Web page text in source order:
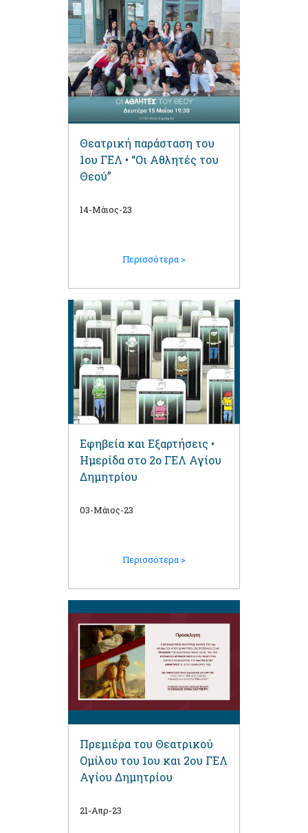
Θεατρική παράσταση του
1ου ΓΕΛ • “Οι Αθλητές του
Θεού”
14-Μάιος-23
Περισσότερα >
Εφηβεία και Εξαρτήσεις •
Ημερίδα στο 2ο ΓΕΛ Αγίου
Δημητρίου
03-Μάιος-23
Περισσότερα >
Πρεμιέρα του Θεατρικού
Ομίλου του 1ου και 2ου ΓΕΛ
Αγίου Δημητρίου
21-Απρ-23